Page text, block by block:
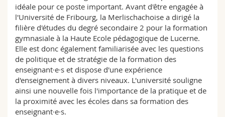
idéale pour ce poste important. Avant d'être engagée à
l'Université de Fribourg, la Merlischachoise a dirigé la
filière d'études du degré secondaire 2 pour la formation
gymnasiale à la Haute Ecole pédagogique de Lucerne.
Elle est donc également familiarisée avec les questions
de politique et de stratégie de la formation des
enseignant·e·s et dispose d'une expérience
d'enseignement à divers niveaux. L'université souligne
ainsi une nouvelle fois l'importance de la pratique et de
la proximité avec les écoles dans sa formation des
enseignant·e·s.